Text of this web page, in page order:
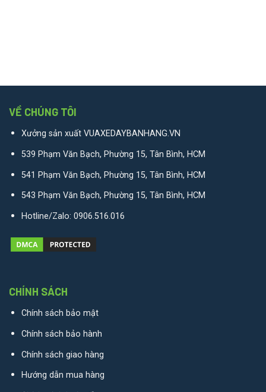
VỀ CHÚNG TÔI
Xưởng sản xuất VUAXEDAYBANHANG.VN
539 Phạm Văn Bạch, Phường 15, Tân Bình, HCM
541 Phạm Văn Bạch, Phường 15, Tân Bình, HCM
543 Phạm Văn Bạch, Phường 15, Tân Bình, HCM
Hotline/Zalo: 0906.516.016
CHÍNH SÁCH
Chính sách bảo mật
Chính sách bảo hành
Chính sách giao hàng
Hướng dẫn mua hàng